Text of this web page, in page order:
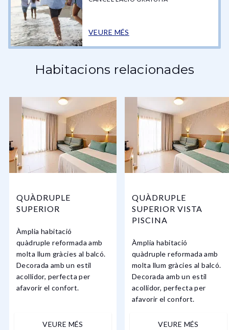
VEURE MÉS
Habitacions relacionades
QUÀDRUPLE
SUPERIOR
Àmplia habitació
quàdruple reformada amb
molta llum gràcies al balcó.
Decorada amb un estil
acollidor, perfecta per
afavorir el confort.
VEURE MÉS
QUÀDRUPLE
SUPERIOR VISTA
PISCINA
Àmplia habitació
quàdruple reformada amb
molta llum gràcies al balcó.
Decorada amb un estil
acollidor, perfecta per
afavorir el confort.
VEURE MÉS